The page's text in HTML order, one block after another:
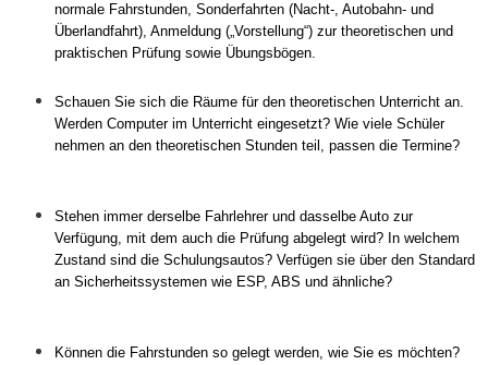
normale Fahrstunden, Sonderfahrten (Nacht-, Autobahn- und
Überlandfahrt), Anmeldung („Vorstellung“) zur theoretischen und
praktischen Prüfung sowie Übungsbögen.
Schauen Sie sich die Räume für den theoretischen Unterricht an.
Werden Computer im Unterricht eingesetzt? Wie viele Schüler
nehmen an den theoretischen Stunden teil, passen die Termine?
Stehen immer derselbe Fahrlehrer und dasselbe Auto zur
Verfügung, mit dem auch die Prüfung abgelegt wird? In welchem
Zustand sind die Schulungsautos? Verfügen sie über den Standard
an Sicherheitssystemen wie ESP, ABS und ähnliche?
Können die Fahrstunden so gelegt werden, wie Sie es möchten?